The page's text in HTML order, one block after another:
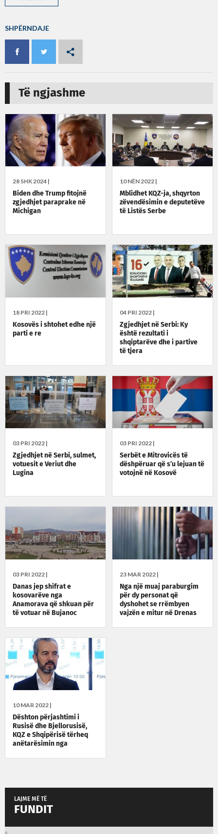
SHPËRNDAJE
Të ngjashme
28 SHK 2024 |
Biden dhe Trump fitojnë
zgjedhjet paraprake në
Michigan
10 NËN 2022 |
Mblidhet KQZ-ja, shqyrton
zëvendësimin e deputetëve
të Listës Serbe
18 PRI 2022 |
Kosovës i shtohet edhe një
parti e re
04 PRI 2022 |
Zgjedhjet në Serbi: Ky
është rezultati i
shqiptarëve dhe i partive
të tjera
03 PRI 2022 |
Zgjedhjet në Serbi, sulmet,
votuesit e Veriut dhe
Lugina
03 PRI 2022 |
Serbët e Mitrovicës të
dëshpëruar që s’u lejuan të
votojnë në Kosovë
03 PRI 2022 |
Danas jep shifrat e
kosovarëve nga
Anamorava që shkuan për
të votuar në Bujanoc
23 MAR 2022 |
Nga një muaj paraburgim
për dy personat që
dyshohet se rrëmbyen
vajzën e mitur në Drenas
10 MAR 2022 |
Dështon përjashtimi i
Rusisë dhe Bjellorusisë,
KQZ e Shqipërisë tërheq
anëtarësimin nga
LAJME MË TË
FUNDIT